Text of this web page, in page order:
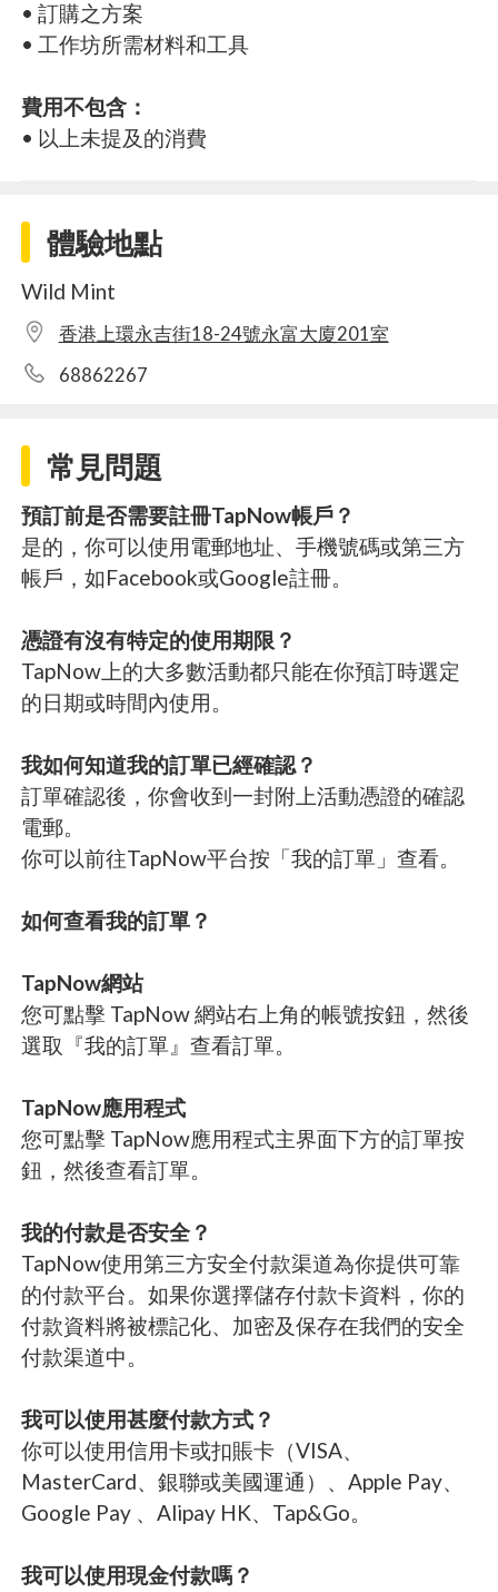
• 訂購之方案
• 工作坊所需材料和工具
費用不包含：
• 以上未提及的消費
體驗地點
Wild Mint
香港上環永吉街18-24號永富大廈201室
68862267
常見問題
預訂前是否需要註冊TapNow帳戶？
是的，你可以使用電郵地址、手機號碼或第三方
帳戶，如Facebook或Google註冊。
憑證有沒有特定的使用期限？
TapNow上的大多數活動都只能在你預訂時選定
的日期或時間內使用。
我如何知道我的訂單已經確認？
訂單確認後，你會收到一封附上活動憑證的確認
電郵。
你可以前往TapNow平台按「我的訂單」查看。
如何查看我的訂單？
TapNow網站
您可點擊 TapNow 網站右上角的帳號按鈕，然後
選取『我的訂單』查看訂單。
TapNow應用程式
您可點擊 TapNow應用程式主界面下方的訂單按
鈕，然後查看訂單。
我的付款是否安全？
TapNow使用第三方安全付款渠道為你提供可靠
的付款平台。如果你選擇儲存付款卡資料，你的
付款資料將被標記化、加密及保存在我們的安全
付款渠道中。
我可以使用甚麼付款方式？
你可以使用信用卡或扣賬卡（VISA、
MasterCard、銀聯或美國運通）、Apple Pay、
Google Pay 、Alipay HK、Tap&Go。
我可以使用現金付款嗎？